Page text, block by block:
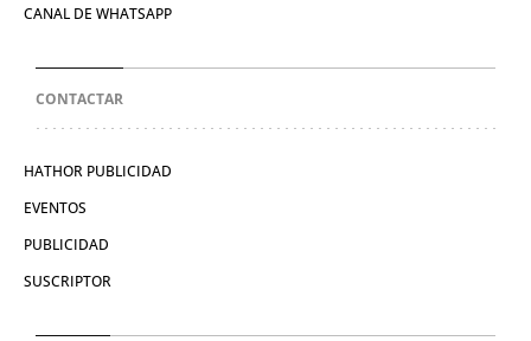
CANAL DE WHATSAPP
CONTACTAR
HATHOR PUBLICIDAD
EVENTOS
PUBLICIDAD
SUSCRIPTOR